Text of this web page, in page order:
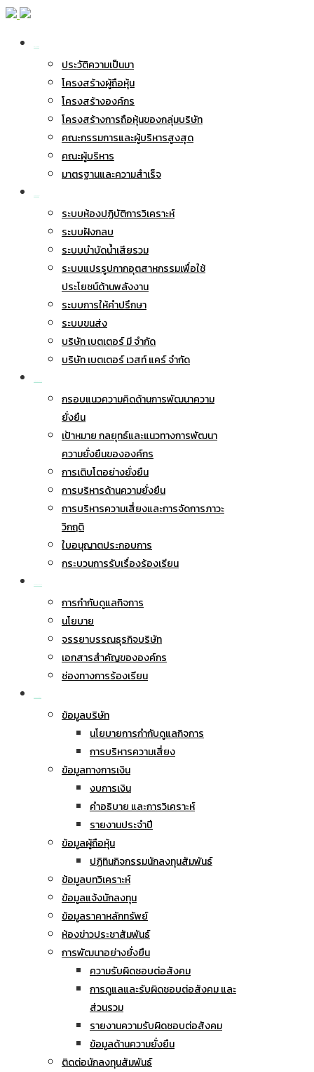
ประวัติความเป็นมา
โครงสร้างผู้ถือหุ้น
โครงสร้างองค์กร
โครงสร้างการถือหุ้นของกลุ่มบริษัท
คณะกรรมการและผู้บริหารสูงสุด
คณะผู้บริหาร
มาตรฐานและความสำเร็จ
ระบบห้องปฏิบัติการวิเคราะห์
ระบบฝังกลบ
ระบบบำบัดน้ำเสียรวม
ระบบแปรรูปกากอุตสาหกรรมเพื่อใช้
ประโยชน์ด้านพลังงาน
ระบบการให้คำปรึกษา
ระบบขนส่ง
บริษัท เบตเตอร์ มี จำกัด
บริษัท เบตเตอร์ เวสท์ แคร์ จำกัด
กรอบแนวความคิดด้านการพัฒนาความ
ยั่งยืน
เป้าหมาย กลยุทธ์และแนวทางการพัฒนา
ความยั่งยืนขององค์กร
การเติบโตอย่างยั่งยืน
การบริหารด้านความยั่งยืน
การบริหารความเสี่ยงและการจัดการภาวะ
วิกฤติ
ใบอนุญาตประกอบการ
กระบวนการรับเรื่องร้องเรียน
การกำกับดูแลกิจการ
นโยบาย
จรรยาบรรณธุรกิจบริษัท
เอกสารสำคัญขององค์กร
ช่องทางการร้องเรียน
ข้อมูลบริษัท
นโยบายการกำกับดูแลกิจการ
การบริหารความเสี่ยง
ข้อมูลทางการเงิน
งบการเงิน
คำอธิบาย และการวิเคราะห์
รายงานประจำปี
ข้อมูลผู้ถือหุ้น
ปฏิทินกิจกรรมนักลงทุนสัมพันธ์
ข้อมูลบทวิเคราะห์
ข้อมูลแจ้งนักลงทุน
ข้อมูลราคาหลักทรัพย์
ห้องข่าวประชาสัมพันธ์
การพัฒนาอย่างยั่งยืน
ความรับผิดชอบต่อสังคม
การดูแลและรับผิดชอบต่อสังคม และ
ส่วนรวม
รายงานความรับผิดชอบต่อสังคม
ข้อมูลด้านความยั่งยืน
ติดต่อนักลงทุนสัมพันธ์